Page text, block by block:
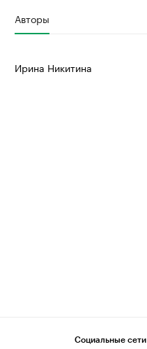
Авторы
Ирина Никитина
Социальные сети